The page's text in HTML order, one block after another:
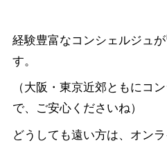
経験豊富なコンシェルジュ
す。
（大阪・東京近郊ともにコ
で、ご安心くださいね）
どうしても遠い方は、オン